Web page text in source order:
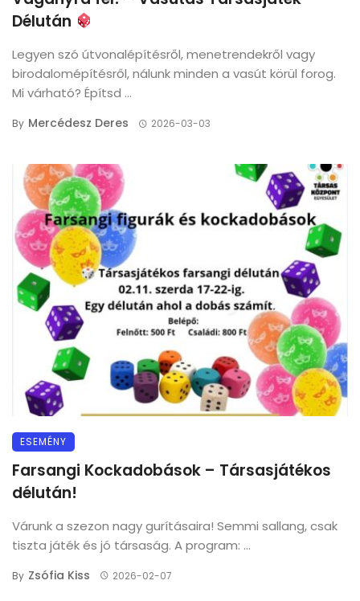
Délután
Legyen szó útvonalépítésről, menetrendekről vagy
birodalomépítésről, nálunk minden a vasút körül forog.
Mi várható? Építsd ...
By Mercédesz Deres 2026-03-03
ESEMÉNY
Farsangi Kockadobások – Társasjátékos
délután!
Várunk a szezon nagy gurításaira! Semmi sallang, csak
tiszta játék és jó társaság. A program: ...
By Zsófia Kiss 2026-02-07